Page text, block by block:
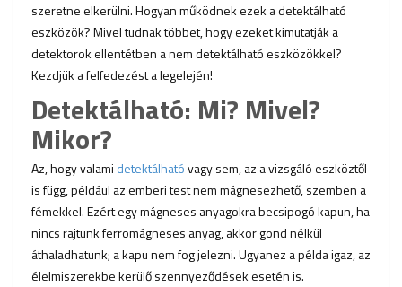
szeretne elkerülni. Hogyan működnek ezek a detektálható
eszközök? Mivel tudnak többet, hogy ezeket kimutatják a
detektorok ellentétben a nem detektálható eszközökkel?
Kezdjük a felfedezést a legelején!
Detektálható: Mi? Mivel?
Mikor?
Az, hogy valami detektálhatóvagy sem, az a vizsgáló eszköztől
is függ, például az emberi test nem mágnesezhető, szemben a
fémekkel. Ezért egy mágneses anyagokra becsipogó kapun, ha
nincs rajtunk ferromágneses anyag, akkor gond nélkül
áthaladhatunk; a kapu nem fog jelezni. Ugyanez a példa igaz, az
élelmiszerekbe kerülő szennyeződések esetén is.